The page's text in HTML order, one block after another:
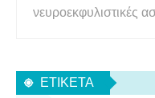
νευροεκφυλιστικές
μάζες πρωτεϊνών
νευρώνες είναι
ΕΤΙΚΈΤΑ